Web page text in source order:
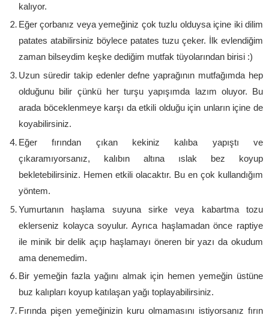
kalıyor.
Eğer çorbanız veya yemeğiniz çok tuzlu olduysa içine iki dilim
patates atabilirsiniz böylece patates tuzu çeker. İlk evlendiğim
zaman bilseydim keşke dediğim mutfak tüyolarından birisi :)
Uzun süredir takip edenler defne yaprağının mutfağımda hep
olduğunu bilir çünkü her turşu yapışımda lazım oluyor. Bu
arada böceklenmeye karşı da etkili olduğu için unların içine de
koyabilirsiniz.
Eğer fırından çıkan kekiniz kalıba yapıştı ve
çıkaramıyorsanız, kalıbın altına ıslak bez koyup
bekletebilirsiniz. Hemen etkili olacaktır. Bu en çok kullandığım
yöntem.
Yumurtanın haşlama suyuna sirke veya kabartma tozu
eklerseniz kolayca soyulur. Ayrıca haşlamadan önce raptiye
ile minik bir delik açıp haşlamayı öneren bir yazı da okudum
ama denemedim.
Bir yemeğin fazla yağını almak için hemen yemeğin üstüne
buz kalıpları koyup katılaşan yağı toplayabilirsiniz.
Fırında pişen yemeğinizin kuru olmamasını istiyorsanız fırın